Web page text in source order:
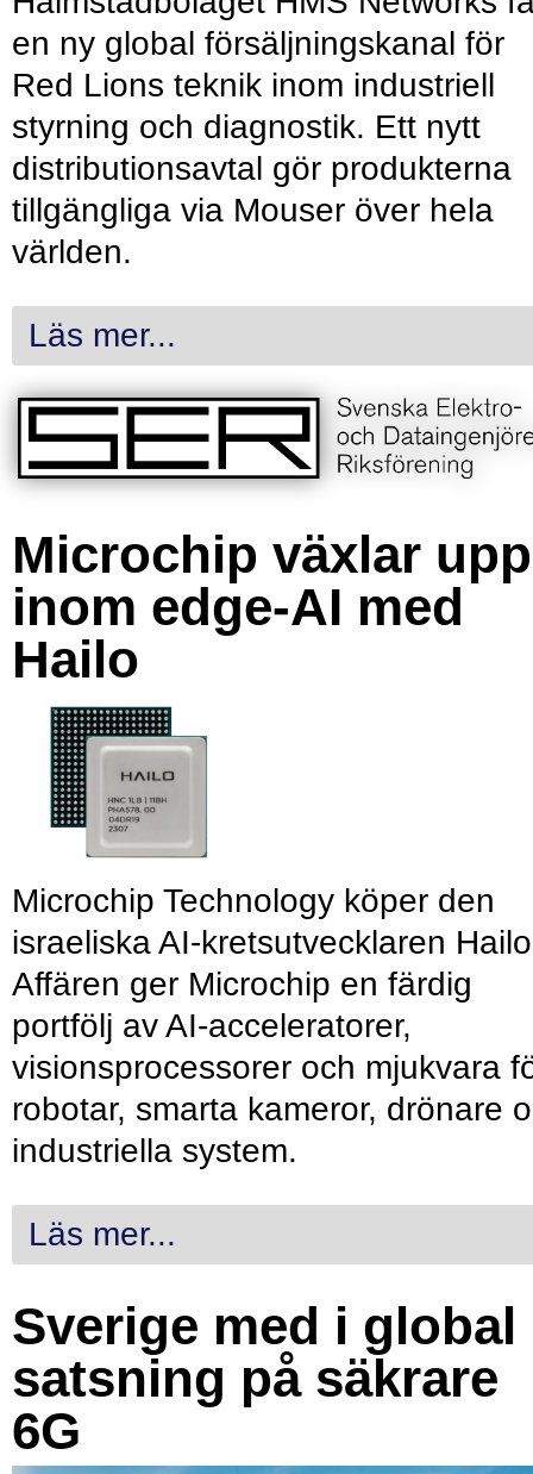
en ny global försäljningskanal för
Red Lions teknik inom industriell
styrning och diagnostik. Ett nytt
distributionsavtal gör produkterna
tillgängliga via Mouser över hela
världen.
Läs mer...
Microchip växlar upp
inom edge-AI med
Hailo
Microchip Technology köper den
israeliska AI-kretsutvecklaren
Affären ger Microchip en färdig
portfölj av AI-acceleratorer,
visionsprocessorer och mjukvara
robotar, smarta kameror, drönare
industriella system.
Läs mer...
Sverige med i global
satsning på säkrare
6G